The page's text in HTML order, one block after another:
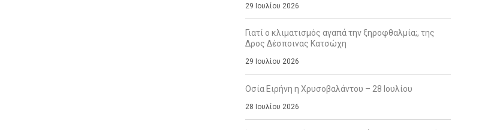
29 Ιουλίου 2026
Γιατί ο κλιματισμός αγαπά την ξηροφθαλμία;, της
Δρος Δέσποινας Κατσώχη
29 Ιουλίου 2026
Οσία Ειρήνη η Χρυσοβαλάντου – 28 Ιουλίου
28 Ιουλίου 2026